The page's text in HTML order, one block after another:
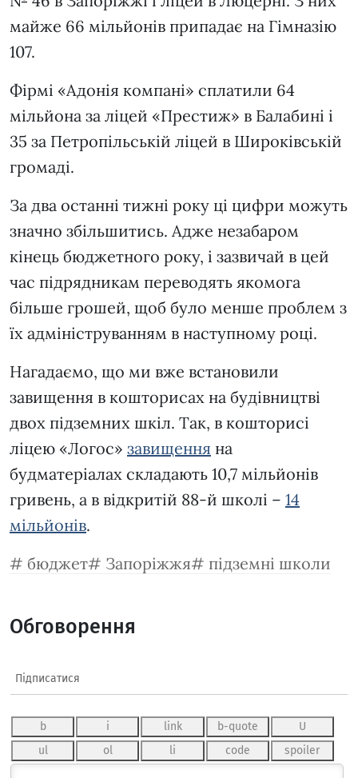
майже 66 мільйонів припадає на Гімназію
107.
Фірмі «Адонія компані» сплатили 64
мільйона за ліцей «Престиж» в Балабині і
35 за Петропільській ліцей в Широківській
громаді.
За два останні тижні року ці цифри можуть
значно збільшитись. Адже незабаром
кінець бюджетного року, і зазвичай в цей
час підрядникам переводять якомога
більше грошей, щоб було менше проблем з
їх адмініструванням в наступному році.
Нагадаємо, що ми вже встановили
завищення в кошторисах на будівництві
двох підземних шкіл. Так, в кошторисі
ліцею «Логос» завищення на
будматеріалах складають 10,7 мільйонів
гривень, а в відкритій 88-й школі – 14
мільйонів.
бюджет
Запоріжжя підземні школи
Обговорення
Підписатися